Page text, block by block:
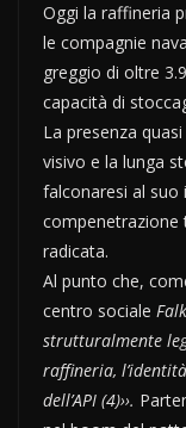
Oggi la raffineria
le compagnie
greggio di oltre
capacità di
La presenza
visivo e la lunga
falconaresi al suo
radicata.
Al punto che,
centro sociale
strutturalmente
raffineria,
dell’API (4)››.